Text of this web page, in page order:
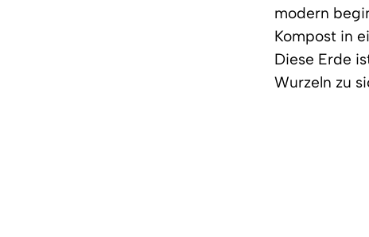
modern
Kompost in
Diese Erde
Wurzeln zu